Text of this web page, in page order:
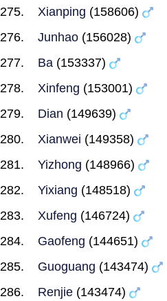
Xianping (158606)
Junhao (156028)
Ba (153337)
Xinfeng (153001)
Dian (149639)
Xianwei (149358)
Yizhong (148966)
Yixiang (148518)
Xufeng (146724)
Gaofeng (144651)
Guoguang (143474)
Renjie (143474)